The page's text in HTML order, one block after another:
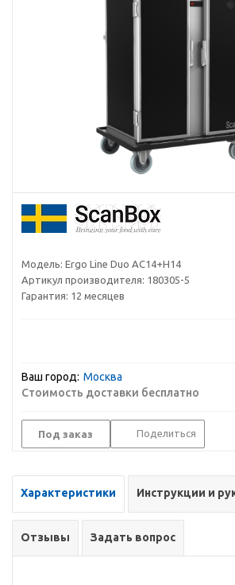
Модель: Ergo Line Duo AC14+H14
Артикул производителя: 180305-5
Гарантия: 12 месяцев
Ваш город: Москва
Стоимость доставки бесплатно
Под заказ Поделиться
Характеристики Инструкции и
Отзывы Задать вопрос